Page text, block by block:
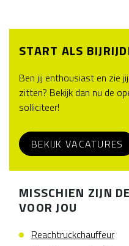
START ALS
Ben jij enthousiast en zie
zitten? Bekijk dan nu de
solliciteer!
BEKIJK VACATURES
MISSCHIEN ZIJN
VOOR JOU
Reachtruckchauffeur